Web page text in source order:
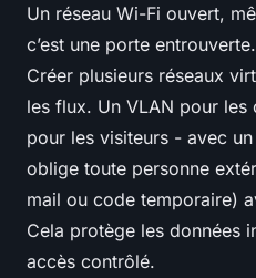
Un réseau Wi-Fi ouvert,
c’est une porte
Créer plusieurs réseaux
les flux. Un VLAN pour
pour les visiteurs - avec un
oblige toute personne
mail ou code temporaire)
Cela protège les données
accès contrôlé.